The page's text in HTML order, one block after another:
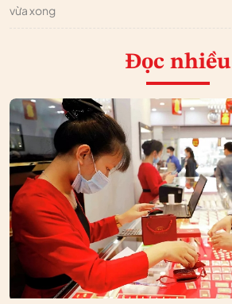
vừa xong
Đọc nhiều